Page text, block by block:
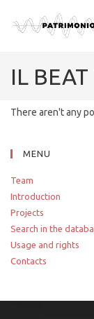
IL
There aren't any
MENU
Team
Introduction
Projects
Search in the
Usage and rights
Contacts